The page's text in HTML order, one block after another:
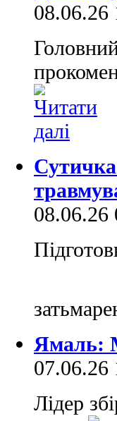
08.06.26
Сутичка
08.06.26
Ямаль:
07.06.26
Лідер